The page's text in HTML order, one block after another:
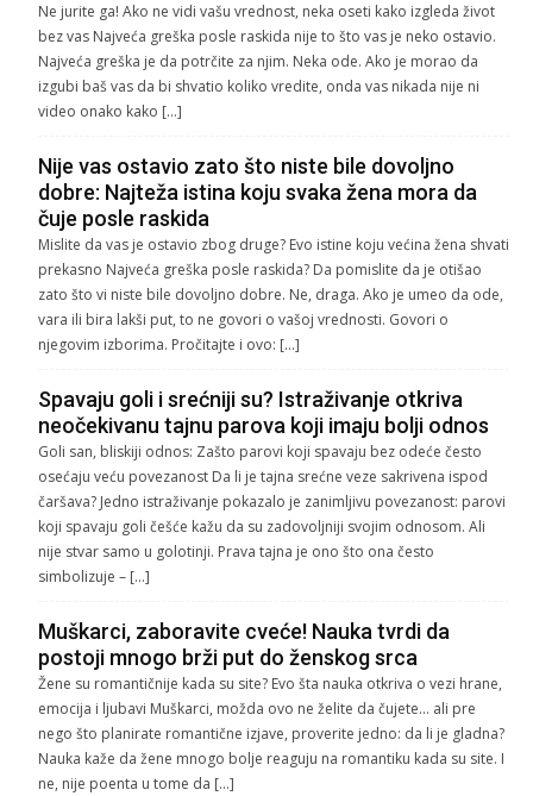
Ne jurite ga! Ako ne vidi vašu vrednost, neka oseti kako izgleda život
bez vas Najveća greška posle raskida nije to što vas je neko ostavio.
Najveća greška je da potrčite za njim. Neka ode. Ako je morao da
izgubi baš vas da bi shvatio koliko vredite, onda vas nikada nije ni
video onako kako […]
Nije vas ostavio zato što niste bile dovoljno
dobre: Najteža istina koju svaka žena mora da
čuje posle raskida
Mislite da vas je ostavio zbog druge? Evo istine koju većina žena shvati
prekasno Najveća greška posle raskida? Da pomislite da je otišao
zato što vi niste bile dovoljno dobre. Ne, draga. Ako je umeo da ode,
vara ili bira lakši put, to ne govori o vašoj vrednosti. Govori o
njegovim izborima. Pročitajte i ovo: […]
Spavaju goli i srećniji su? Istraživanje otkriva
neočekivanu tajnu parova koji imaju bolji odnos
Goli san, bliskiji odnos: Zašto parovi koji spavaju bez odeće često
osećaju veću povezanost Da li je tajna srećne veze sakrivena ispod
čaršava? Jedno istraživanje pokazalo je zanimljivu povezanost: parovi
koji spavaju goli češće kažu da su zadovoljniji svojim odnosom. Ali
nije stvar samo u golotinji. Prava tajna je ono što ona često
simbolizuje – […]
Muškarci, zaboravite cveće! Nauka tvrdi da
postoji mnogo brži put do ženskog srca
Žene su romantičnije kada su site? Evo šta nauka otkriva o vezi hrane,
emocija i ljubavi Muškarci, možda ovo ne želite da čujete… ali pre
nego što planirate romantične izjave, proverite jedno: da li je gladna?
Nauka kaže da žene mnogo bolje reaguju na romantiku kada su site. I
ne, nije poenta u tome da […]